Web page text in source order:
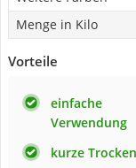
Menge in Kilo
Vorteile
einfache
Verwendung
kurze